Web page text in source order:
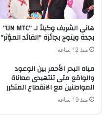
هاني الشريف وكيلاً لـ “UN MTC”
بجدة ويتوج بجائزة “القائد المؤثر”
منذ 12 ساعة
مياه البحر الأحمر بين الوعود
والواقع متى تنتهيدى معاناة
المواطنين مع الانقطاع المتكرر
منذ 19 ساعة